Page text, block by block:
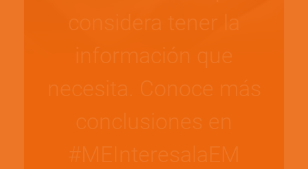
considera tener la
información que
necesita. Conoce más
conclusiones en
#MEInteresalaEM